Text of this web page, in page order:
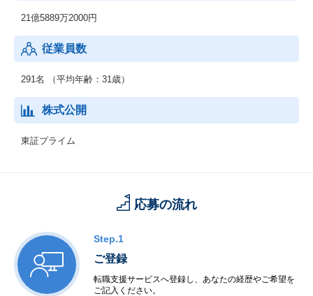
開しております。
21億5889万2000円
従業員数
291名 （平均年齢：31歳）
株式公開
東証プライム
応募の流れ
Step.1
ご登録
転職支援サービスへ登録し、あなたの経歴やご希望を
ご記入ください。